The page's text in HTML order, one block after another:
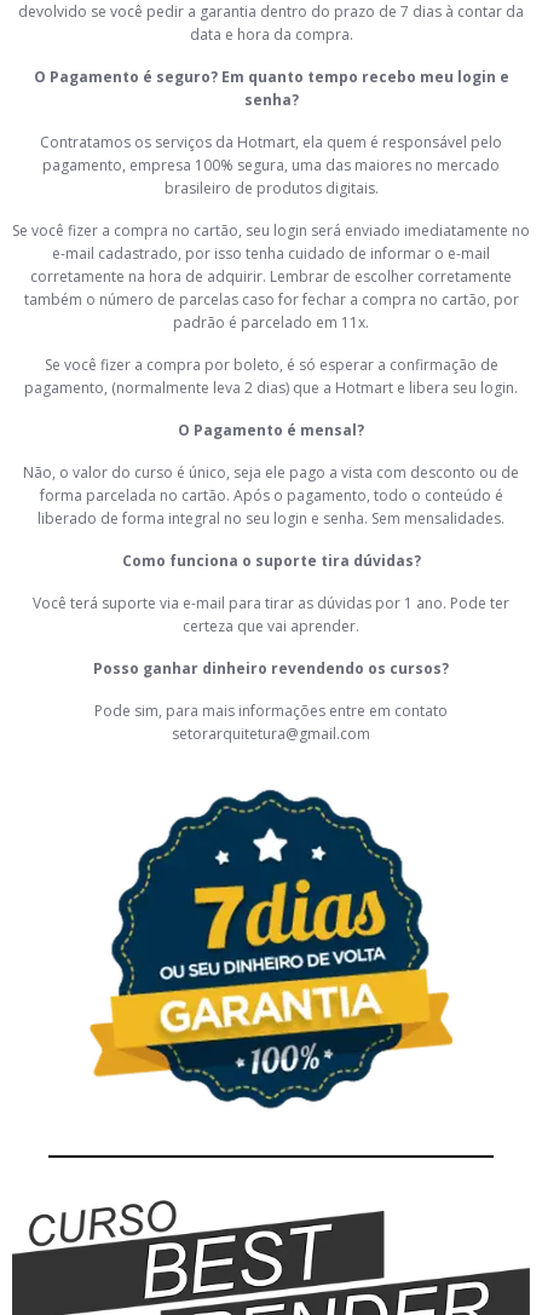
devolvido se você pedir a garantia dentro do prazo de 7 dias à contar da
data e hora da compra.
O Pagamento é seguro? Em quanto tempo recebo meu login e
senha?
Contratamos os serviços da Hotmart, ela quem é responsável pelo
pagamento, empresa 100% segura, uma das maiores no mercado
brasileiro de produtos digitais.
Se você fizer a compra no cartão, seu login será enviado imediatamente no
e-mail cadastrado, por isso tenha cuidado de informar o e-mail
corretamente na hora de adquirir. Lembrar de escolher corretamente
também o número de parcelas caso for fechar a compra no cartão, por
padrão é parcelado em 11x.
Se você fizer a compra por boleto, é só esperar a confirmação de
pagamento, (normalmente leva 2 dias) que a Hotmart e libera seu login.
O Pagamento é mensal?
Não, o valor do curso é único, seja ele pago a vista com desconto ou de
forma parcelada no cartão. Após o pagamento, todo o conteúdo é
liberado de forma integral no seu login e senha. Sem mensalidades.
Como funciona o suporte tira dúvidas?
Você terá suporte via e-mail para tirar as dúvidas por 1 ano. Pode ter
certeza que vai aprender.
Posso ganhar dinheiro revendendo os cursos?
Pode sim, para mais informações entre em contato
setorarquitetura@gmail.com